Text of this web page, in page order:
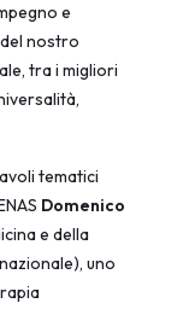
e
nostro
tra i migliori
tematici
Domenico
e della
uno